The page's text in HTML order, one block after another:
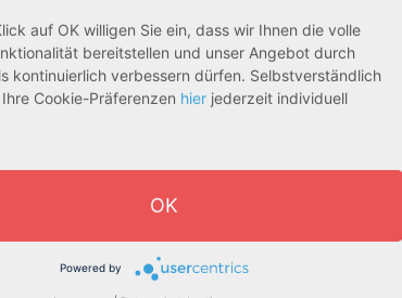
(Sondergutachten)
auf OK willigen Sie ein, dass wir Ihnen die volle
bereitstellen und unser Angebot durch
kontinuierlich verbessern dürfen. Selbstverständlich
Cookie-Präferenzen hier jederzeit individuell
OK
Powered by